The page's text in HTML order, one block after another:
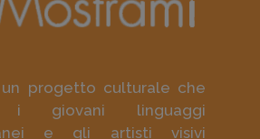
progetto culturale che
i giovani linguaggi
e gli artisti visivi